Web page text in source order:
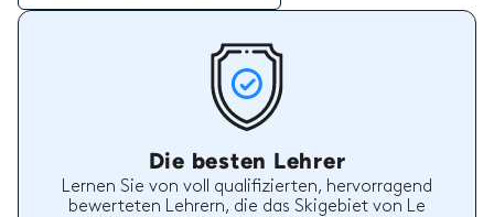
Die besten Lehrer
Lernen Sie von voll qualifizierten, hervorragend
bewerteten Lehrern, die das Skigebiet von Le